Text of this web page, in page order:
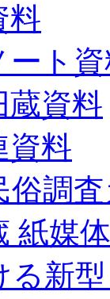
料
ート
蔵資料
資料
調査
紙媒
る新